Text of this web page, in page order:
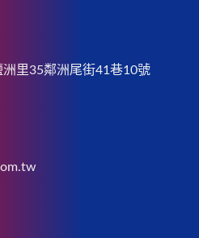
里35鄰洲尾街41巷10號